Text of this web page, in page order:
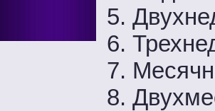
5.
6.
7.
8.